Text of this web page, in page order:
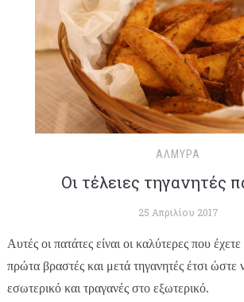
ΑΛΜΥΡΆ
Οι τέλειες τηγανητές
25 Απριλίου 2017
Αυτές οι πατάτες είναι οι καλύτερες που
πρώτα βραστές και μετά τηγανητές έτσι ώστε
εσωτερικό και τραγανές στο εξωτερικό.